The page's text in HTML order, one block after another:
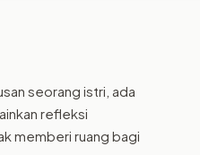
seorang istri, ada
refleksi
memberi ruang bagi